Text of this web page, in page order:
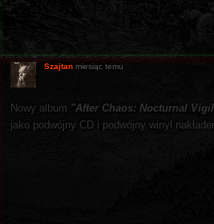
Szajtan miesiąc temu
Nowy album "After Chaos: Nocturnal
jako podwójny CD i podwójny winyl